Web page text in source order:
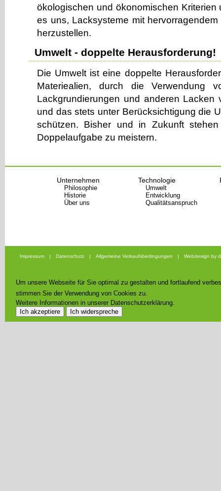
ökologischen und ökonomischen Kriterien
es uns, Lacksysteme mit
herzustellen.
Umwelt - doppelte Herausforderung!
Die Umwelt ist eine doppelte
Materiealien, durch die Verwendung
Lackgrundierungen und anderen Lacken
und das stets unter Berücksichtigung die
schützen. Bisher und in Zukunft
Doppelaufgabe zu meistern.
Unternehmen
Philosophie
Historie
Über uns
Technologie
Umwelt
Entwicklung
Qualitätsanspruch
Impressum | Datenschutz | Allgemeine Verkaufsbedingungen | Webdesign by
Um unsere Webseite für Sie optimal zu gestalten und fortlaufend
stimmen Sie der Verwendung von Cookies zu.
Weitere Informationen in unserer Datenschutzerklärung.
Ich akzeptiere
Ich widerspreche